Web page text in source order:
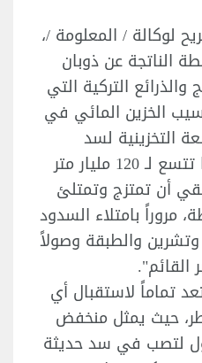
لوكالة / المعلومة /،
الناتجة عن ذوبان
التركية التي
الخزين المائي في
التخزينية لسد
أتاتورك والكيبان وغيرها تتسع لـ 120 مليار متر
أن تمتزج وتمتلئ
مروراً بامتلاء السدود
والطبقة وصولاً
القائم".
تماماً لاستقبال أي
حيث يمثل منخفض
لتصب في سد حديثة